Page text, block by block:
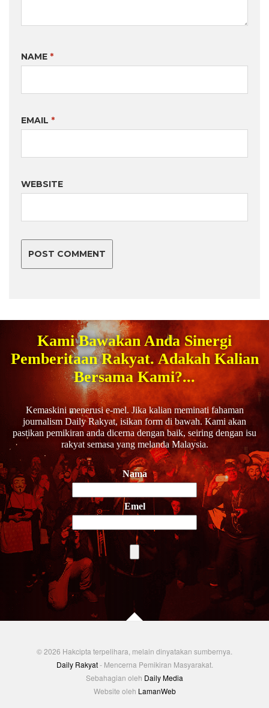
NAME *
EMAIL *
WEBSITE
Kami Bawakan Anda Sinergi
Pemberitaan Rakyat. Adakah Kalian
Bersama Kami?...
Kemaskini menerusi e-mel. Jika kalian meminati fahaman
journalism Daily Rakyat, isikan form di bawah. Kami akan
pastikan pemikiran anda dicerna dengan baik, seiring dengan isu
rakyat semasa yang melanda Malaysia.
Nama
Emel
© 2026 Hakcipta terpelihara, melain dinyatakan sumbernya.
Daily Rakyat- Mencerna Pemikiran Masyarakat.
Sebahagian oleh Daily Media
Website oleh LamanWeb